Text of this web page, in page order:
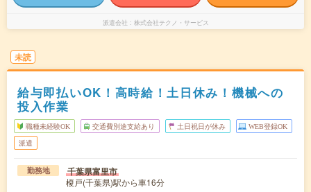
派遣会社 株式会社テクノ・サービス
未読
給与即払いOK！高時給！土日休み！機械への
投入作業
職種未経験OK 交通費別途支給あり 土日祝日が休み WEB登録OK
派遣
勤務地 千葉県富里市
榎戸(千葉県)駅から車16分